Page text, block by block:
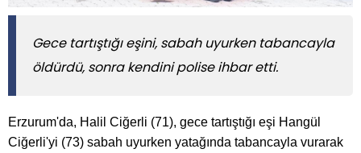
Gece tartıştığı eşini, sabah uyurken tabancayla
öldürdü, sonra kendini polise ihbar etti.
Erzurum'da, Halil Ciğerli (71), gece tartıştığı eşi Hangül
Ciğerli'yi (73) sabah uyurken yatağında tabancayla vurarak